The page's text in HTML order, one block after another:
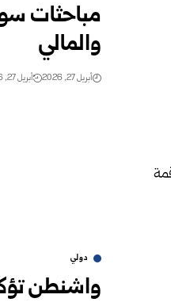
مباحثات
والمالي
أبريل 27, 2026 أبريل 27, 2026
دولي
واشنطن